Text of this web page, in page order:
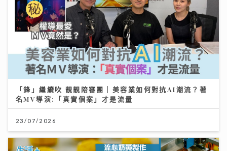
「鋒」繼續吹 靚靚陪審團 | 美容業如何對抗AI潮流？著
名MV導演:「真實個案」才是流量
23/07/2026